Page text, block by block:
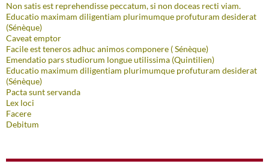
Non satis est reprehendisse peccatum, si non doceas recti viam.
Educatio maximam diligentiam plurimumque profuturam desiderat
(Sénèque)
Caveat emptor
Facile est teneros adhuc animos componere ( Sénèque)
Emendatio pars studiorum longue utilissima (Quintilien)
Educatio maximum diligentiam plurimumque profuturam desiderat
(Sénèque)
Pacta sunt servanda
Lex loci
Facere
Debitum